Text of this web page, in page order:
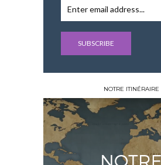
NOTRE ITINÉRAIRE